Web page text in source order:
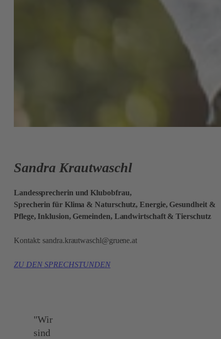
Sandra Krautwaschl
Landessprecherin und Klubobfrau,
Sprecherin für Klima & Naturschutz, Energie, Gesundheit &
Pflege, Inklusion, Gemeinden, Landwirtschaft & Tierschutz
Kontakt:sandra.krautwaschl@gruene.at
ZU DEN SPRECHSTUNDEN
"Wir
sind